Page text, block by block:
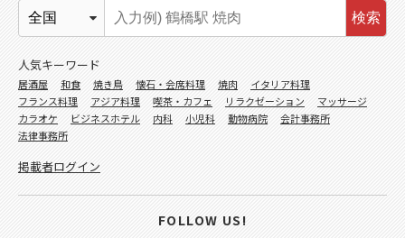
検索
人気キーワード
居酒屋 和食 焼き鳥 懐石・会席料理 焼肉
イタリア料理
フランス料理
アジア料理 喫茶・カフェ リラクゼーション
マッサージ
カラオケ
ビジネスホテル 内科 小児科 動物病院
会計事務所
法律事務所
掲載者ログイン
FOLLOW US!